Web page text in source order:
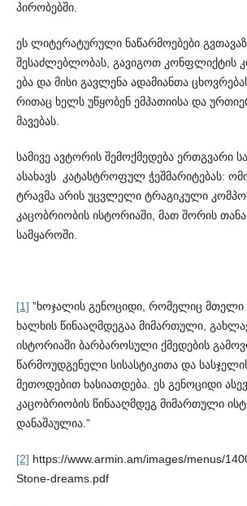
პირობებში.
ეს ლიტერატურული ნაწარმოებები
შესაძლებლობას, გავიგოთ კონფლიქტის
ება და მისი გავლენა ადამიანთა
რითაც ხელს უწყობენ ემპათიისა და
მა­ვებას.
სამივე ავტორის შემოქმედება ერთგვარი
ასახავს კატასტროფულ ჭეშმარიტებას:
ტრავმა არის უცვლელი ტრაგიკული
კაცობრიობის ისტო­რიაში, მათ შორის
სამყაროში.
[1] ”ხოჯალის გენოციდი, რომელიც მთელი
ხალხის წინააღმდეგაა მიმართული,
ისტორიაში ბარბაროსული ქმედების
წარმოუდგენელი სისასტიკითა და
მეთ­ოდებით ხასიათდება. ეს გენოციდი
კაცობრიობის წინააღმდეგ მიმა­რთული
დანაშაულია.”
[2] https://www.armin.am/images/menus/
Stone-dreams.pdf